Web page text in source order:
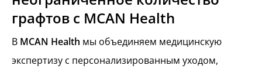
графтов с MCAN Health
В MCAN Health мы объединяем медицинскую
экспертизу с персонализированным уходом,